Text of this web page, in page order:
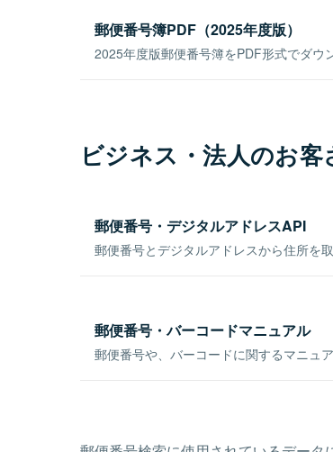
郵便番号簿PDF（2025年度版）
2025年度版郵便番号簿をPDF形式でダウ
ビジネス・法人のお
郵便番号・デジタルアドレスAPI
郵便番号とデジタルアドレスから住所を
郵便番号・バーコードマニュアル
郵便番号や、バーコードに関するマニュ